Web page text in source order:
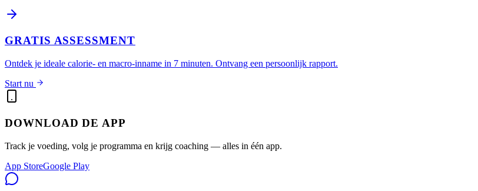
GRATIS ASSESSMENT
Ontdek je ideale calorie- en macro-inname in 7 minuten. Ontvang een persoonlijk rapport.
Start nu
DOWNLOAD DE APP
Track je voeding, volg je programma en krijg coaching — alles in één app.
App StoreGoogle Play